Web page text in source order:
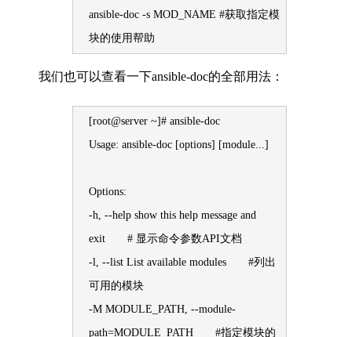
ansible-doc -s MOD_NAME #获取指定模
块的使用帮助
我们也可以查看一下ansible-doc的全部用法：
[root@server ~]# ansible-doc
Usage: ansible-doc [options] [module...]
Options:
-h, --help show this help message and
exit # 显示命令参数API文档
-l, --list List available modules #列出
可用的模块
-M MODULE_PATH, --module-
path=MODULE_PATH #指定模块的